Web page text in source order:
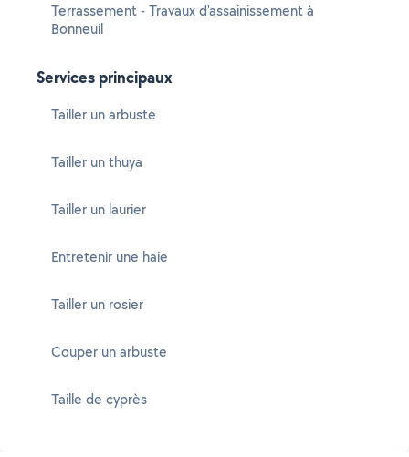
Terrassement - Travaux d'assainissement à
Bonneuil
Services principaux
Tailler un arbuste
Tailler un thuya
Tailler un laurier
Entretenir une haie
Tailler un rosier
Couper un arbuste
Taille de cyprès